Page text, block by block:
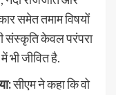
समेत तमाम विषयों
संस्कृति केवल परंपरा
भी जीवित है.
सीएम ने कहा कि वो